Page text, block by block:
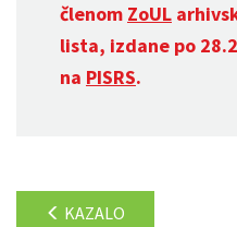
členom ZoUL
lista, izdane po
na PISRS.
KAZALO